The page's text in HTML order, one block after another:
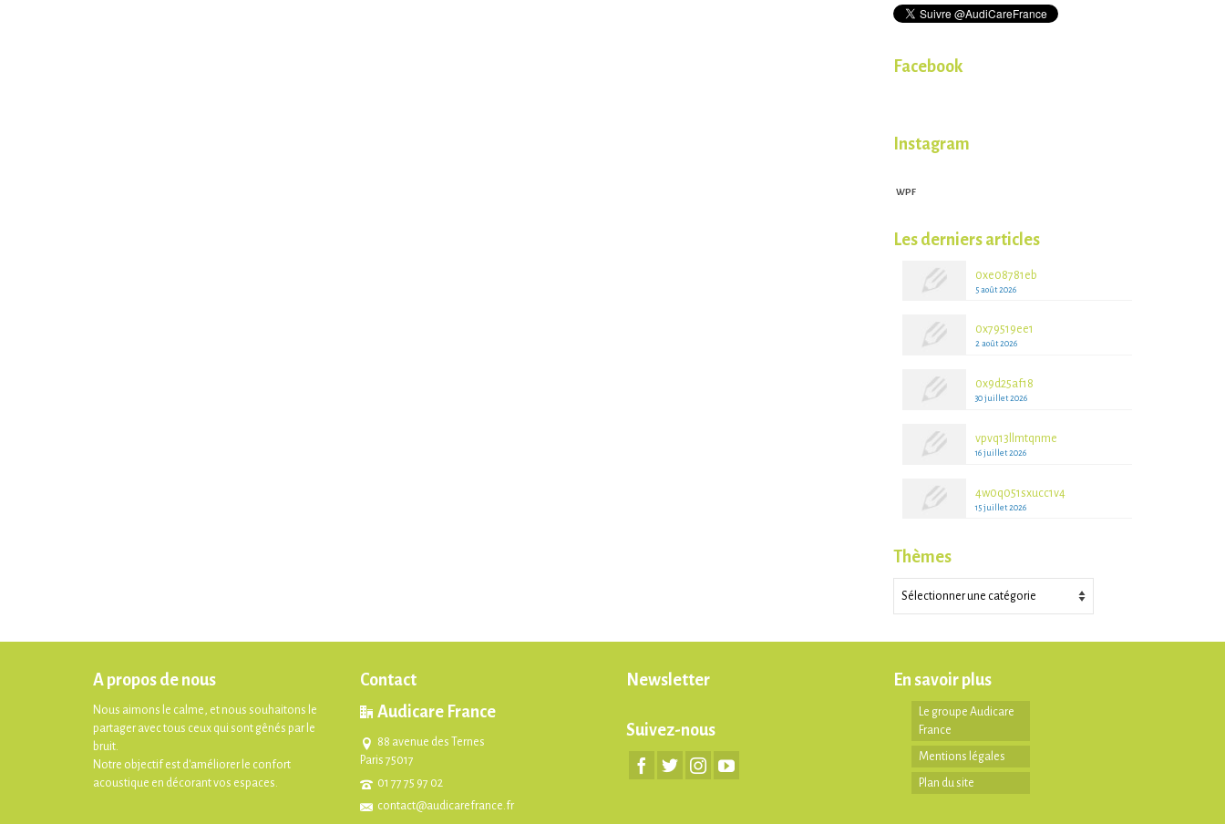
Facebook
Instagram
WPF
Les derniers articles
0xe08781eb
5 août 2026
0x79519ee1
2 août 2026
0x9d25af18
30 juillet 2026
vpvq13llmtqnme
16 juillet 2026
4w0q051sxucc1v4
15 juillet 2026
Thèmes
Thèmes
A propos de nous
Nous aimons le calme, et nous souhaitons le
partager avec tous ceux qui sont gênés par le
bruit.
Notre objectif est d'améliorer le confort
acoustique en décorant vos espaces.
Contact
Audicare France
88 avenue des Ternes
Paris 75017
01 77 75 97 02
contact@audicarefrance.fr
Newsletter
Suivez-nous
En savoir plus
Le groupe Audicare
France
Mentions légales
Plan du site